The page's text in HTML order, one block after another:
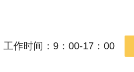
工作时间：9：00-17：00